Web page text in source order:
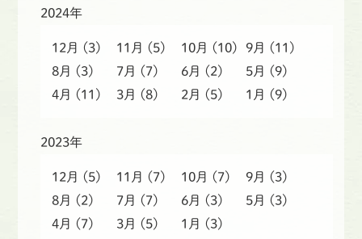
2024年
12月 (3) 11月 (5) 10月 (10) 9月
(11)
8月
(3) 7月 (7) 6月 (2) 5月
(9)
4月
(11) 3月 (8) 2月 (5) 1月 (9)
2023年
12月 (5) 11月 (7) 10月 (7) 9月
(3)
8月
(2) 7月 (7) 6月 (3) 5月
(3)
4月
(7) 3月 (5) 1月 (3)